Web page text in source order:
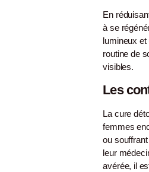
En
à se
lumineux
routine de
visibles.
Les
La cure
femmes
ou
leur
avérée, il